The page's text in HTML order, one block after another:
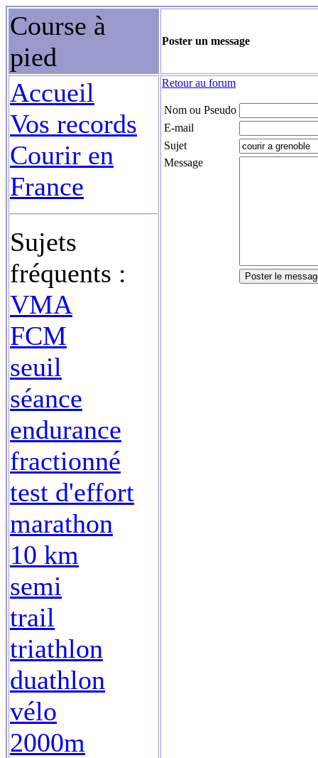
Course à
pied
Poster un message
Accueil
Vos records
Courir en
France
Sujets
fréquents :
VMA
FCM
seuil
séance
endurance
fractionné
test d'effort
marathon
10 km
semi
trail
triathlon
duathlon
vélo
2000m
Retour au forum
Nom ou Pseudo
E-mail
Sujet
Message